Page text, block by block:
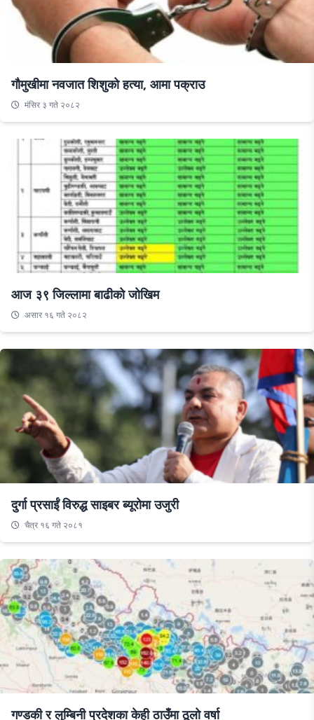
गौमुखीमा नवजात शिशुको हत्या, आमा पक्राउ
मंसिर ३ गते २०८२
आज ३९ जिल्लामा बाढीको जोखिम
असार १६ गते २०८२
दुर्गा प्रसाईं विरुद्ध साइबर ब्यूरोमा उजुरी
चैत्र १६ गते २०८१
गण्डकी र लुम्बिनी प्रदेशका केही ठाउँमा ठूलो वर्षा